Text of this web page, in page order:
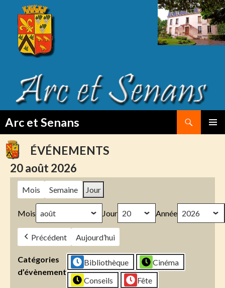
Arc et Senans
TO
CONTENTÉVÉNEMENTS
20 août 2026
Mois Semaine Jour
Mois Jour Année
Précédent Aujourd’hui
Catégories
d’évènement
Bibliothèque
Cinéma
Conseils
Fête